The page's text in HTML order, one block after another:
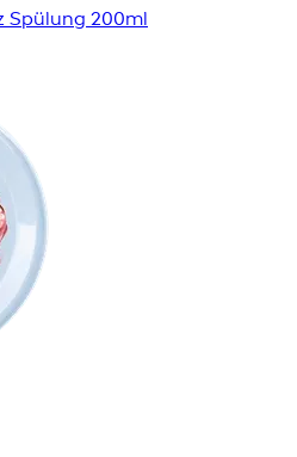
Spülung 200ml